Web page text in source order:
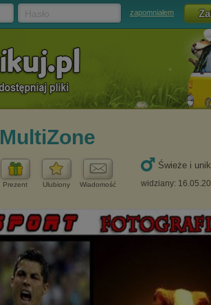
zapomniałem
MultiZone
Prezent Ulubiony Wiadomość
Świeże i
widziany: